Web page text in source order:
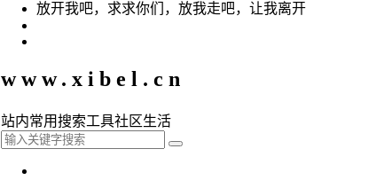
放开我吧，求求你们，放我走吧，让我离开
www.xibel.cn
站内常用搜索工具社区生活